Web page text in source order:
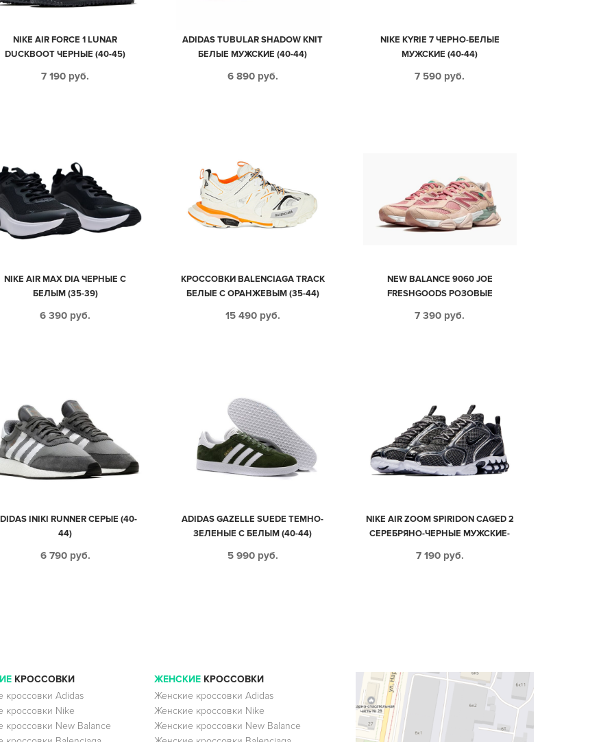
NIKE AIR FORCE 1 LUNAR
DUCKBOOT ЧЕРНЫЕ (40-45)
7 190 руб.
ADIDAS TUBULAR SHADOW KNIT
БЕЛЫЕ МУЖСКИЕ (40-44)
6 890 руб.
NIKE KYRIE 7 ЧЕРНО-БЕЛЫЕ
МУЖСКИЕ (40-44)
7 590 руб.
NIKE AIR MAX DIA ЧЕРНЫЕ С
БЕЛЫМ (35-39)
6 390 руб.
КРОССОВКИ BALENCIAGA TRACK
БЕЛЫЕ С ОРАНЖЕВЫМ (35-44)
15 490 руб.
NEW BALANCE 9060 JOE
FRESHGOODS РОЗОВЫЕ
(35-40)
7 390 руб.
INIKI RUNNER СЕРЫЕ (40-
44)
6 790 руб.
ADIDAS GAZELLE SUEDE ТЕМНО-
ЗЕЛЕНЫЕ С БЕЛЫМ (40-44)
5 990 руб.
NIKE AIR ZOOM SPIRIDON CAGED 2
СЕРЕБРЯНО-ЧЕРНЫЕ МУЖСКИЕ-
7 190 руб.
КРОССОВКИ
кроссовки Adidas
кроссовки Nike
кроссовки New Balance
ЖЕНСКИЕКРОССОВКИ
Женские кроссовки Adidas
Женские кроссовки Nike
Женские кроссовки New Balance